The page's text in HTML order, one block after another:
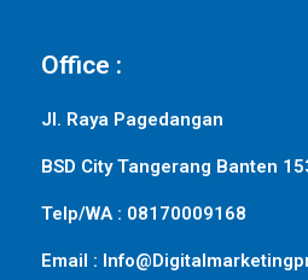
Office :
Jl. Raya Pagedangan
BSD City Tangerang Banten
Telp/WA : 08170009168
Email :